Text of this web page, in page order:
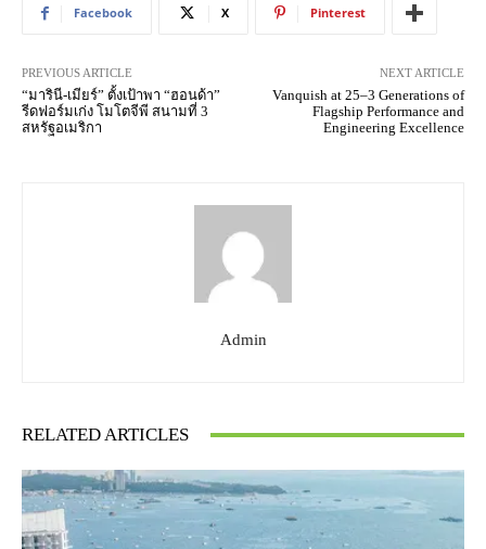
Facebook X Pinterest
PREVIOUS ARTICLE
“มารินี-เมียร์” ตั้งเป้าพา “ฮอนด้า”
รีดฟอร์มเก่ง โมโตจีพี สนามที่ 3
สหรัฐอเมริกา
NEXT ARTICLE
Vanquish at 25–3 Generations of
Flagship Performance and
Engineering Excellence
Admin
RELATED ARTICLES